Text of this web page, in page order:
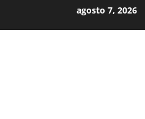
agosto 7, 2026